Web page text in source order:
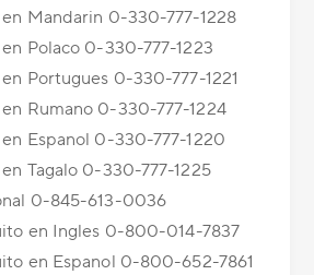
Mandarin 0-330-777-1228
Polaco 0-330-777-1223
Portugues 0-330-777-1221
Rumano 0-330-777-1224
Espanol 0-330-777-1220
Tagalo 0-330-777-1225
0-845-613-0036
en Ingles 0-800-014-7837
en Espanol 0-800-652-7861